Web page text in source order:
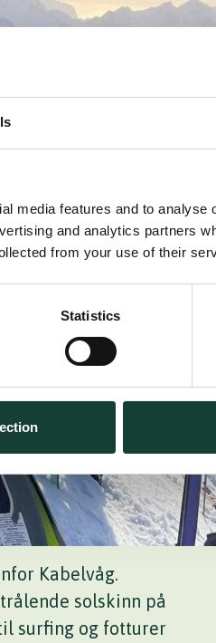
media features and to analyse
and analytics partners
from your use of their
Statistics
Kabelvåg.
solskinn på
surfing og fotturer